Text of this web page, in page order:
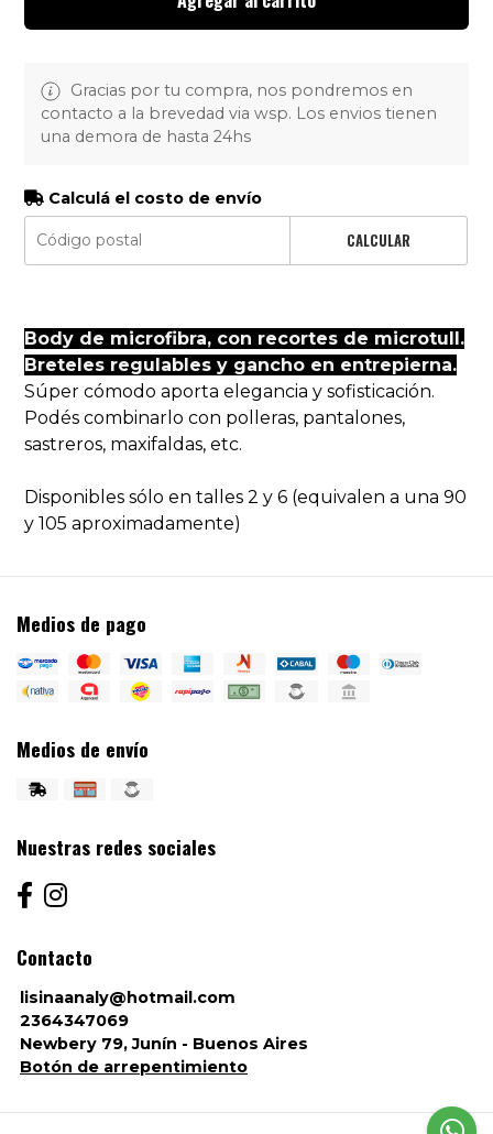
Gracias por tu compra, nos pondremos en
contacto a la brevedad via wsp. Los envios tienen
una demora de hasta 24hs
Calculá el costo de envío
CALCULAR
Body de microfibra, con recortes de microtull.
Breteles regulables y gancho en entrepierna.
Súper cómodo aporta elegancia y sofisticación.
Podés combinarlo con polleras, pantalones,
sastreros, maxifaldas, etc.
Disponibles sólo en talles 2 y 6 (equivalen a una 90
y 105 aproximadamente)
Medios de pago
Medios de envío
Nuestras redes sociales
Contacto
lisinaanaly@hotmail.com
2364347069
Newbery 79, Junín - Buenos Aires
Botón de arrepentimiento